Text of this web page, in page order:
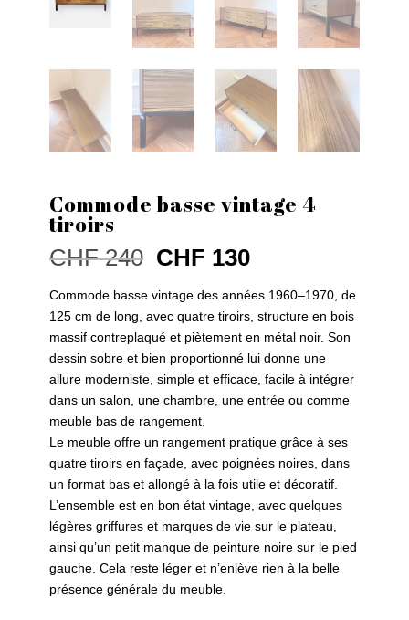
Commode basse vintage 4
tiroirs
CHF240 Le
initial
était :
CHF 240.
CHF 130Le
actuel
est :
CHF 130.
Commode basse vintage des années 1960–1970, de
125 cm de long, avec quatre tiroirs, structure en bois
massif contreplaqué et piètement en métal noir. Son
dessin sobre et bien proportionné lui donne une
allure moderniste, simple et efficace, facile à intégrer
dans un salon, une chambre, une entrée ou comme
meuble bas de rangement.
Le meuble offre un rangement pratique grâce à ses
quatre tiroirs en façade, avec poignées noires, dans
un format bas et allongé à la fois utile et décoratif.
L’ensemble est en bon état vintage, avec quelques
légères griffures et marques de vie sur le plateau,
ainsi qu’un petit manque de peinture noire sur le pied
gauche. Cela reste léger et n’enlève rien à la belle
présence générale du meuble.